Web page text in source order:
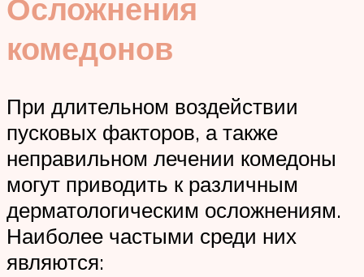
Осложнения
комедонов
При длительном воздействии
пусковых факторов, а также
неправильном лечении комедоны
могут приводить к различным
дерматологическим осложнениям.
Наиболее частыми среди них
являются: